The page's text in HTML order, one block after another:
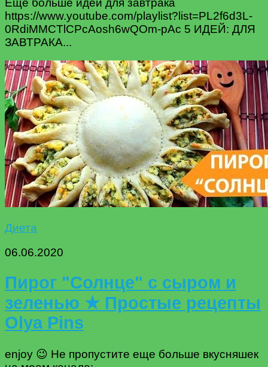
https://www.youtube.com/playlist?list=PL2f6d3L-
0RdiMMCTlCPcAosh6wQOm-pAc 5 ИДЕЙ: ДЛЯ
ЗАВТРАКА...
Диета
06.06.2020
Пирог "Солнце" с сыром и
зеленью ★ Простые рецепты
Olya Pins
enjoy 😉 Не пропустите еще больше вкусняшек